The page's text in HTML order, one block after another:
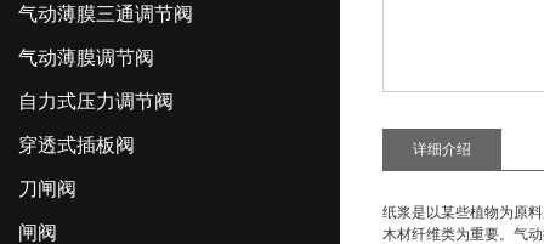
气动薄膜三通调节阀
气动薄膜调节阀
自力式压力调节阀
穿透式插板阀
刀闸阀
闸阀
详细介绍
纸浆是以某些植物为原
木材纤维类为重要。 气